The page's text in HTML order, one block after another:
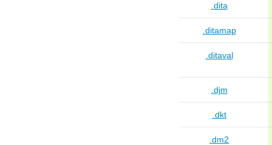
.dita
.ditamap
.ditaval
.djm
.dkt
.dm2